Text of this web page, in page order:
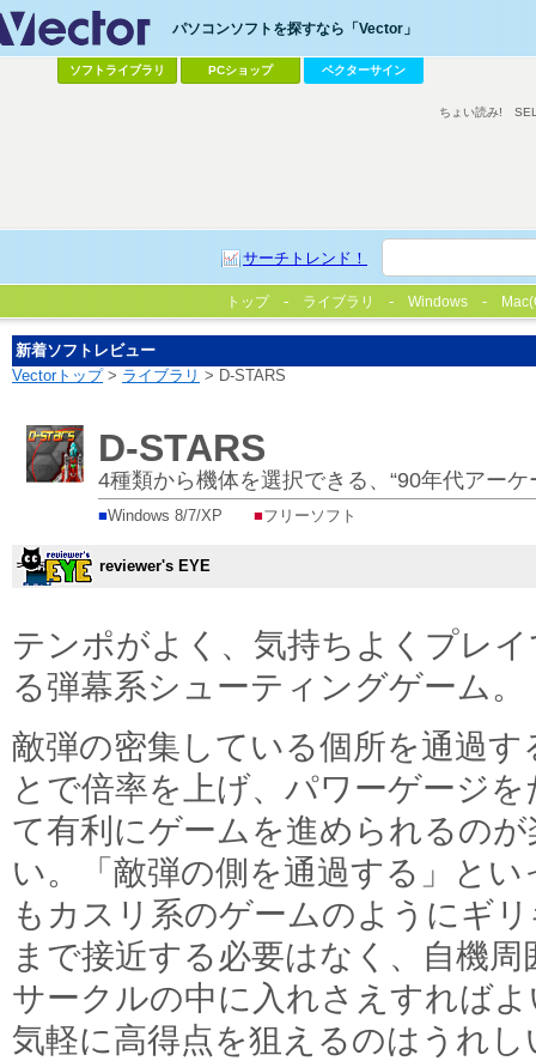
パソコンソフトを探すなら「Vector」
ソフトライブラリ PCショップ ベクターサイン
サーチトレンド！
ちょい読み!
トップ ライブラリ Windows
新着ソフトレビュー
Vectorトップ> ライブラリ > D-STARS
D-STARS
4種類から機体を選択できる、“90年代アー
■Windows 8/7/XP ■フリーソフト
reviewer's EYE
テンポがよく、気持ちよくプレ
る弾幕系シューティングゲーム。
敵弾の密集している個所を通過す
とで倍率を上げ、パワーゲージを
て有利にゲームを進められるのが
い。「敵弾の側を通過する」とい
もカスリ系のゲームのようにギ
まで接近する必要はなく、自機周
サークルの中に入れさえすれば
気軽に高得点を狙えるのはうれし